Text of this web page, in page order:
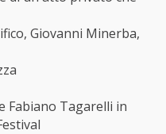
Giovanni Minerba,
Fabiano Tagarelli in